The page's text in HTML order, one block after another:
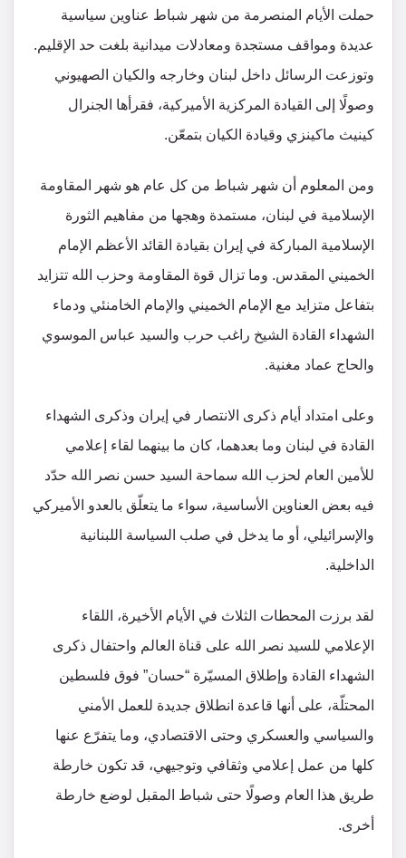
حملت الأيام المنصرمة من شهر شباط عناوين سياسية
عديدة ومواقف مستجدة ومعادلات ميدانية بلغت حد الإقليم.
وتوزعت الرسائل داخل لبنان وخارجه والكيان الصهيوني
وصولًا إلى القيادة المركزية الأميركية، فقرأها الجنرال
كينيث ماكينزي وقيادة الكيان بتمعّن.
ومن المعلوم أن شهر شباط من كل عام هو شهر المقاومة
الإسلامية في لبنان، مستمدة وهجها من مفاهيم الثورة
الإسلامية المباركة في إيران بقيادة القائد الأعظم الإمام
الخميني المقدس. وما تزال قوة المقاومة وحزب الله تتزايد
بتفاعل متزايد مع الإمام الخميني والإمام الخامنئي ودماء
الشهداء القادة الشيخ راغب حرب والسيد عباس الموسوي
والحاج عماد مغنية.
وعلى امتداد أيام ذكرى الانتصار في إيران وذكرى الشهداء
القادة في لبنان وما بعدهما، كان ما بينهما لقاء إعلامي
للأمين العام لحزب الله سماحة السيد حسن نصر الله حدّد
فيه بعض العناوين الأساسية، سواء ما يتعلّق بالعدو الأميركي
والإسرائيلي، أو ما يدخل في صلب السياسة اللبنانية
الداخلية.
لقد برزت المحطات الثلاث في الأيام الأخيرة، اللقاء
الإعلامي للسيد نصر الله على قناة العالم واحتفال ذكرى
الشهداء القادة وإطلاق المسيّرة “حسان” فوق فلسطين
المحتلّة، على أنها قاعدة انطلاق جديدة للعمل الأمني
والسياسي والعسكري وحتى الاقتصادي، وما يتفرّع عنها
كلها من عمل إعلامي وثقافي وتوجيهي، قد تكون خارطة
طريق هذا العام وصولًا حتى شباط المقبل لوضع خارطة
أخرى.